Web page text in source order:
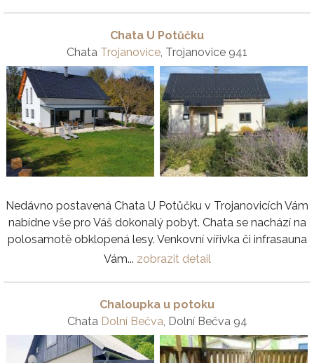
Chata U Potůčku
Chata Trojanovice , Trojanovice 941
Nedávno postavená Chata U Potůčku v Trojanovicích Vám
nabídne vše pro Váš dokonalý pobyt. Chata se nachází na
polosamotě obklopená lesy. Venkovní vířivka či infrasauna
Vám... zobrazit detail
Chaloupka u potoku
Chata Dolní Bečva, Dolní Bečva 94